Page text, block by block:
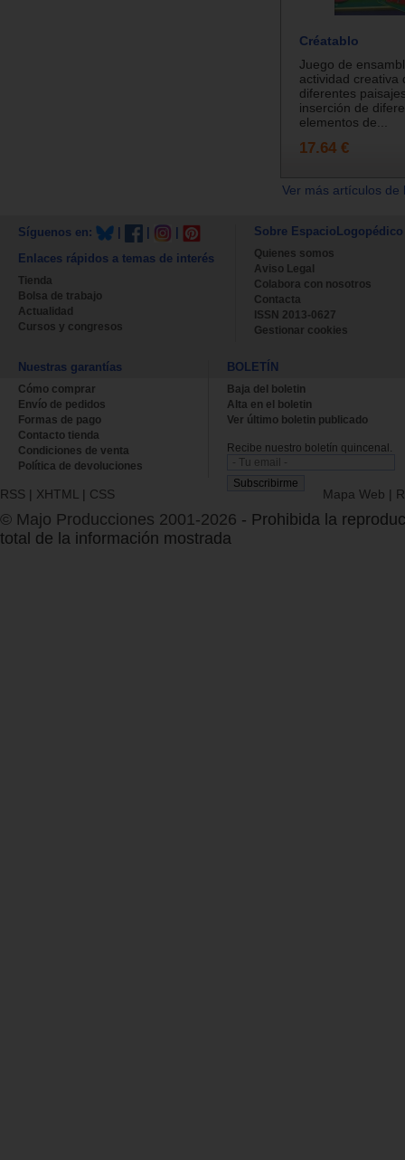
Créatablo
Juego de
actividad creativa
diferentes
inserción de
elementos de...
17.64 €
Ver más artículos
Síguenos en:
Enlaces rápidos a temas de interés
Tienda
Bolsa de trabajo
Actualidad
Cursos y congresos
Sobre EspacioLogopédico
Quienes somos
Aviso Legal
Colabora con nosotros
Contacta
ISSN 2013-0627
Gestionar cookies
Nuestras garantías
Cómo comprar
Envío de pedidos
Formas de pago
Contacto tienda
Condiciones de venta
Política de devoluciones
BOLETÍN
Baja del boletin
Alta en el boletin
Ver último boletin publicado
Recibe nuestro boletín quincenal.
RSS | XHTML | CSS Mapa Web |
© Majo Producciones 2001-2026 - Prohibida la
total de la información mostrada